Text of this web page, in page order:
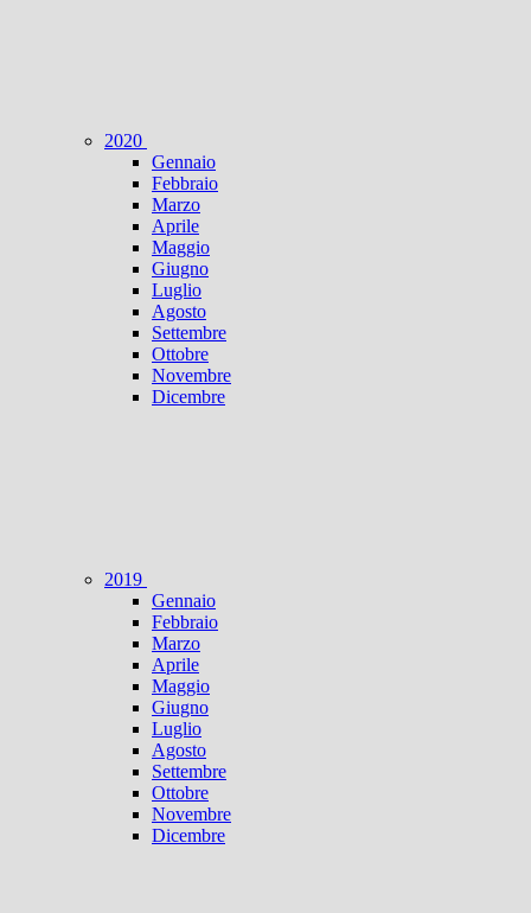
2020
Gennaio
Febbraio
Marzo
Aprile
Maggio
Giugno
Luglio
Agosto
Settembre
Ottobre
Novembre
Dicembre
2019
Gennaio
Febbraio
Marzo
Aprile
Maggio
Giugno
Luglio
Agosto
Settembre
Ottobre
Novembre
Dicembre